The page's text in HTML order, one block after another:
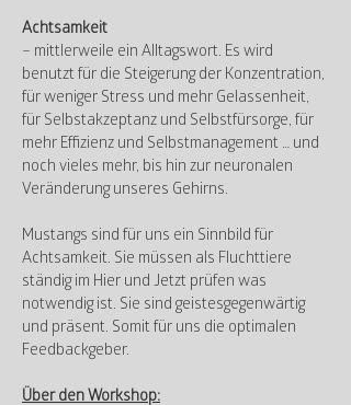
Achtsamkeit
– mittlerweile ein Alltagswort. Es wird
benutzt für die Steigerung der Konzentration,
für weniger Stress und mehr Gelassenheit,
für Selbstakzeptanz und Selbstfürsorge, für
mehr Effizienz und Selbstmanagement … und
noch vieles mehr, bis hin zur neuronalen
Veränderung unseres Gehirns.
Mustangs sind für uns ein Sinnbild für
Achtsamkeit. Sie müssen als Fluchttiere
ständig im Hier und Jetzt prüfen was
notwendig ist. Sie sind geistesgegenwärtig
und präsent. Somit für uns die optimalen
Feedbackgeber.
Über den Workshop: